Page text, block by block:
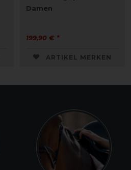
Damen
199,90 € *
ARTIKEL MERKEN